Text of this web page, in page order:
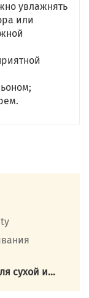
увлажнять
или
сухой и...